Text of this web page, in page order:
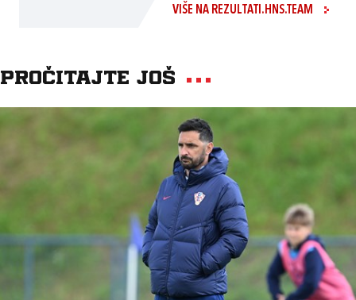
VIŠE NA REZULTATI.HNS.TEAM
Pročitajte još